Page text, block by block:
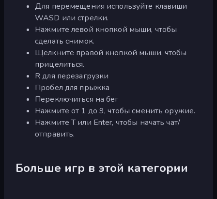
Для перемещения используйте клавиши
WASD или стрелки.
Нажмите левой кнопкой мыши, чтобы
сделать снимок.
Щелкните правой кнопкой мыши, чтобы
прицелиться.
R для перезагрузки
Пробел для прыжка
Переключиться на бег
Нажмите от 1 до 9, чтобы сменить оружие.
Нажмите T или Enter, чтобы начать чат/
отправить.
Больше игр в этой категории